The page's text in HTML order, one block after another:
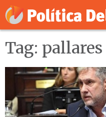
Tag: pallares